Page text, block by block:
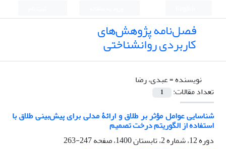
فصل‌نامه پژوهش‌های
کاربردی روانشناختی
نویسنده =عبدی، رضا
تعداد مقالات:
1
شناسایی عوامل مؤثر بر طلاق و ارائۀ مدلی برای پیش‌بینی طلاق با
استفاده از الگوریتم درخت تصمیم
دوره 12، شماره 2، تابستان 1400، صفحه
247-263